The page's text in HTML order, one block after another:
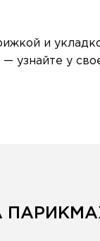
и
— узнайте у